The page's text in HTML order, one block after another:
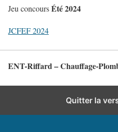
Jeu concoursÉté 2024
JCFEF 2024
ENT-Riffard – Chauffage-
Quitter la